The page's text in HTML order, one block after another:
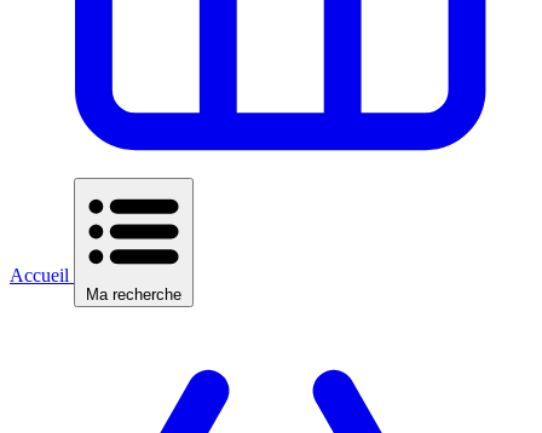
Accueil
Ma recherche